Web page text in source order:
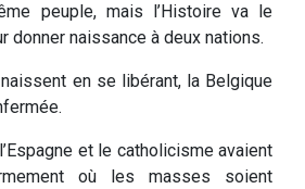
peuple, mais l’Histoire va le
donner naissance à deux nations.
en se libérant, la Belgique
et le catholicisme avaient
où les masses soient